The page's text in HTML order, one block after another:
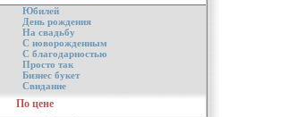
Юбилей
День рождения
На свадьбу
С новорожденным
С благодарностью
Просто так
Бизнес букет
Свидание
По цене